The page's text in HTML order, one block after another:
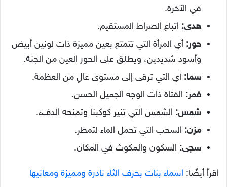
في الآخرة.
هدى: اتباع الصراط المستقيم.
حور: أي المرأة التي تتمتع بعين مميزة ذات لونين أبيض
وأسود شديدين، ويطلق على الحور العين من الجنة.
سما: أي التي ترقى إلى مستوى عالٍ من العظمة.
قمر: الفتاة ذات الوجه الجميل الحسن.
شمس: الشمس التي تنير كوكبنا وتمنحه الدفء.
مزن: السحب التي تحمل الماء لتمطر.
سجى: السكون والمكوث في المكان.
اقرأ أيضًا: اسماء بنات بحرف الثاء نادرة ومميزة ومعانيها